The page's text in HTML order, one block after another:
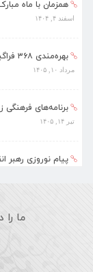
همزمان با ماه
اسفند ۴, ۱۴۰۴
بهره‌مندی ۳۶۸ فراگیر از برنامه‌های طرح تابستا...
مرداد ۱۰, ۱۴۰۵
برنامه‌های فرهنگی
تیر ۱۴, ۱۴۰۵
پیام نوروزی رهبر
ماه مبارک ما